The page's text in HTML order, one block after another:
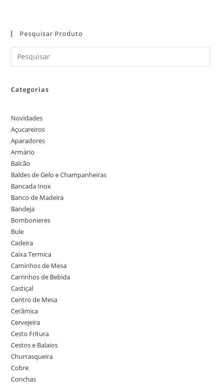
Pesquisar Produto
Categorias
Novidades
Açucareiros
Aparadores
Armário
Balcão
Baldes de Gelo e Champanheiras
Bancada Inox
Banco de Madeira
Bandeja
Bombonieres
Bule
Cadeira
Caixa Termica
Caminhos de Mesa
Carrinhos de Bebida
Castiçal
Centro de Mesa
Cerâmica
Cervejeira
Cesto Fritura
Cestos e Balaios
Churrasqueira
Cobre
Conchas